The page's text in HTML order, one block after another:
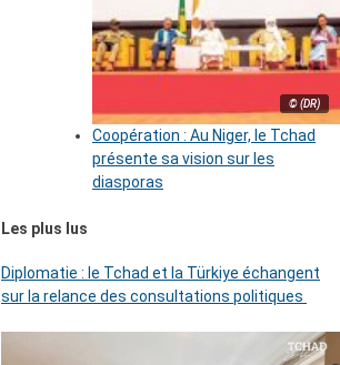
© (DR)
Coopération : Au Niger, le Tchad
présente sa vision sur les
diasporas
Les plus lus
Diplomatie : le Tchad et la Türkiye échangent
sur la relance des consultations politiques